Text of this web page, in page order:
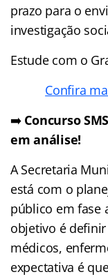
prazo para o
investigação
Estude com o
Confira
➡️ Concurso
em análise!
A Secretaria
está com o
público em fase
objetivo é
médicos,
expectativa é